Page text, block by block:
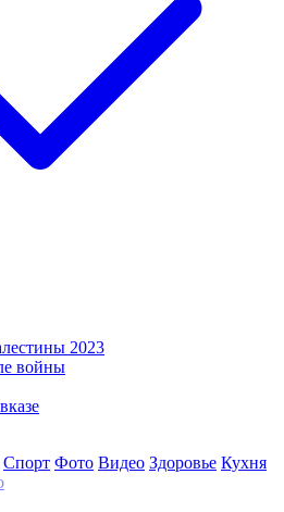
2023
войны
Спорт Фото Видео Здоровье Кухня